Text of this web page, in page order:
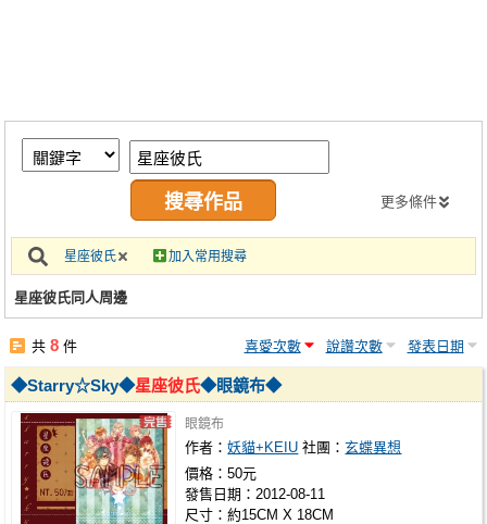
繪圖藝廊
交流中心
攤位轉讓區
會員功能選單
註冊會員
更多條件
星座彼氏 加入常用搜尋
星座彼氏同人周邊
共8 件 喜愛次數 說讚次數 發表日期
◆Starry☆Sky◆星座彼氏◆眼鏡布◆
眼鏡布
作者：妖貓+KEIU 社團：玄蝶異想
價格：50元
發售日期：2012-08-11
尺寸：約15CM X 18CM